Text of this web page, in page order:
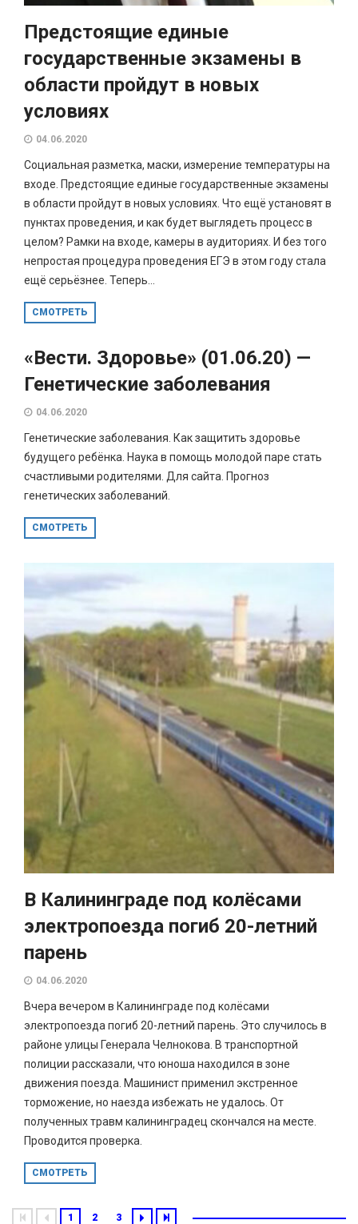
Предстоящие единые
государственные экзамены в
области пройдут в новых
условиях
04.06.2020
Социальная разметка, маски, измерение температуры на
входе. Предстоящие единые государственные экзамены
в области пройдут в новых условиях. Что ещё установят в
пунктах проведения, и как будет выглядеть процесс в
целом? Рамки на входе, камеры в аудиториях. И без того
непростая процедура проведения ЕГЭ в этом году стала
ещё серьёзнее. Теперь...
СМОТРЕТЬ
«Вести. Здоровье» (01.06.20) —
Генетические заболевания
04.06.2020
Генетические заболевания. Как защитить здоровье
будущего ребёнка. Наука в помощь молодой паре стать
счастливыми родителями. Для сайта. Прогноз
генетических заболеваний.
СМОТРЕТЬ
В Калининграде под колёсами
электропоезда погиб 20-летний
парень
04.06.2020
Вчера вечером в Калининграде под колёсами
электропоезда погиб 20-летний парень. Это случилось в
районе улицы Генерала Челнокова. В транспортной
полиции рассказали, что юноша находился в зоне
движения поезда. Машинист применил экстренное
торможение, но наезда избежать не удалось. От
полученных травм калининградец скончался на месте.
Проводится проверка.
СМОТРЕТЬ
1 2 3